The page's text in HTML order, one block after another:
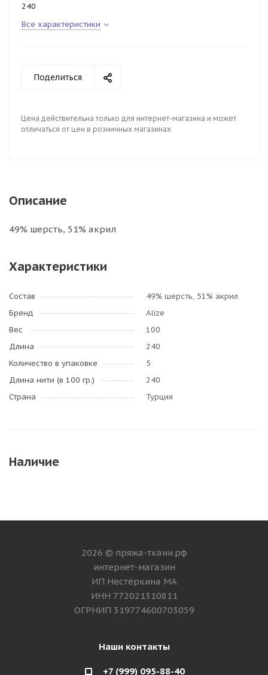
240
Все характеристики
Поделиться
Цена действительна только для интернет-магазина и может
отличаться от цен в розничных магазинах
Описание
49% шерсть, 51% акрил
Характеристики
Состав
49% шерсть, 51% акрил
Бренд
Alize
Вес
100
Длина
240
Количество в упаковке
5
Длина нити (в 100 гр.)
240
Страна
Турция
Наличие
2026 © пряжа-ткани.рф
интернет-магазин
ИП Нестёркина МА
ИНН 772021310811
ОГРНИП 319774600703059
Наши контакты
+7 (999) 095-88-40